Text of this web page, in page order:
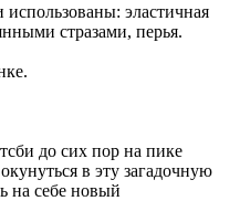
эластичная
стразами, перья.
до сих пор на пике
в эту загадочную
на себе новый